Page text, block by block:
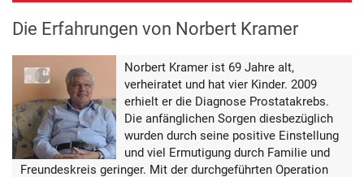
Die Erfahrungen von Norbert Kramer
Norbert Kramer ist 69 Jahre alt,
verheiratet und hat vier Kinder. 2009
erhielt er die Diagnose Prostatakrebs.
Die anfänglichen Sorgen diesbezüglich
wurden durch seine positive Einstellung
und viel Ermutigung durch Familie und
Freundeskreis geringer. Mit der durchgeführten Operation